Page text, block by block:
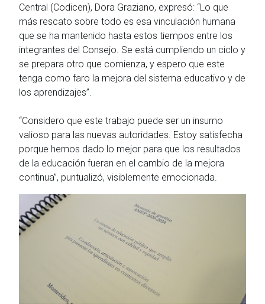
Central (Codicen), Dora Graziano, expresó: “Lo que
más rescato sobre todo es esa vinculación humana
que se ha mantenido hasta estos tiempos entre los
integrantes del Consejo. Se está cumpliendo un ciclo y
se prepara otro que comienza, y espero que este
tenga como faro la mejora del sistema educativo y de
los aprendizajes”.
“Considero que este trabajo puede ser un insumo
valioso para las nuevas autoridades. Estoy satisfecha
porque hemos dado lo mejor para que los resultados
de la educación fueran en el cambio de la mejora
continua”, puntualizó, visiblemente emocionada.